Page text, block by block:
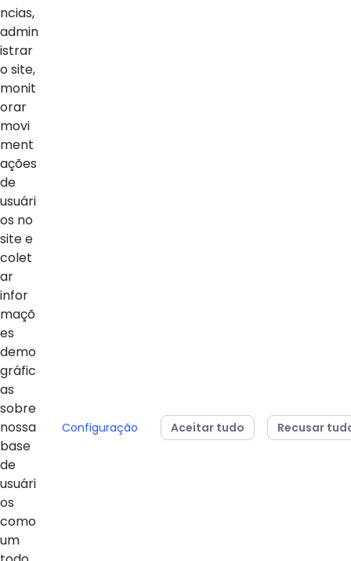
04/08/2026
dois vice-campeonatos
mundiais no MOS
Básica do Sesi
para
ncias,
admin
istrar
o site,
monit
orar
movi
ment
ações
de
usuári
os no
site e
colet
ar
infor
maçõ
es
demo
gráfic
as
sobre
nossa
base
de
usuári
os
como
um
Configuração Aceitar tudo Recusar